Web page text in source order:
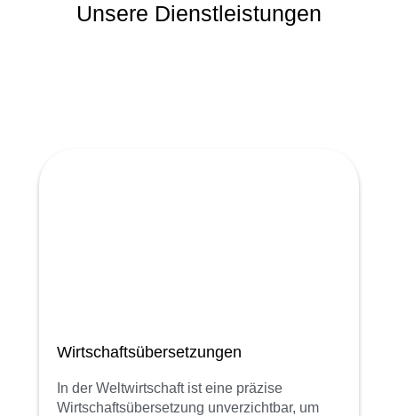
Unsere Dienstleistungen
Wirtschaftsübersetzungen
In der Weltwirtschaft ist eine präzise
Wirtschaftsübersetzung unverzichtbar, um